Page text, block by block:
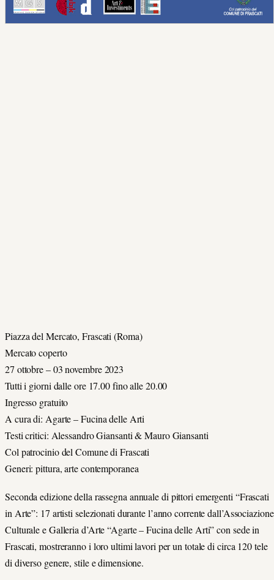
Piazza del Mercato, Frascati (Roma)
Mercato coperto
27 ottobre – 03 novembre 2023
Tutti i giorni dalle ore 17.00 fino alle 20.00
Ingresso gratuito
A cura di: Agarte – Fucina delle Arti
Testi critici: Alessandro Giansanti & Mauro Giansanti
Col patrocinio del Comune di Frascati
Generi: pittura, arte contemporanea
Seconda edizione della rassegna annuale di pittori emergenti “Frascati
in Arte”: 17 artisti selezionati durante l’anno corrente dall’Associazione
Culturale e Galleria d’Arte “Agarte – Fucina delle Arti” con sede in
Frascati, mostreranno i loro ultimi lavori per un totale di circa 120 tele
di diverso genere, stile e dimensione.